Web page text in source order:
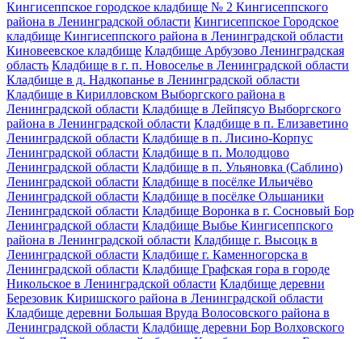
Кингисеппское городское кладбище № 2 Кингисеппского
района в Ленинградской области Кингисеппское Городское
кладбище Кингисеппского района в Ленинградской области
Киновеевское кладбище Кладбище Арбузово Ленинградская
область Кладбище в г. п. Новоселье в Ленинградской области
Кладбище в д. Надкопанье в Ленинградской области
Кладбище в Кирилловском Выборгского района в
Ленинградской области Кладбище в Лейпясуо Выборгского
района в Ленинградской области Кладбище в п. Елизаветино
Ленинградской области Кладбище в п. Лисино-Корпус
Ленинградской области Кладбище в п. Молодцово
Ленинградской области Кладбище в п. Ульяновка (Саблино)
Ленинградской области Кладбище в посёлке Ильичёво
Ленинградской области Кладбище в посёлке Ольшаники
Ленинградской области Кладбище Воронка в г. Сосновый Бор
Ленинградской области Кладбище Выбье Кингисеппского
района в Ленинградской области Кладбище г. Высоцк в
Ленинградской области Кладбище г. Каменногорска в
Ленинградской области Кладбище Графская гора в городе
Никольское в Ленинградской области Кладбище деревни
Березовик Киришского района в Ленинградской области
Кладбище деревни Большая Вруда Волосовского района в
Ленинградской области Кладбище деревни Бор Волховского